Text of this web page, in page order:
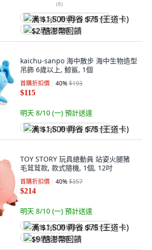
(8)
满 $1,500 再省 $75 (王道卡)
$2 酷澎幣回饋
kaichu-sanpo 海中散步 海中生物造型
吊飾 6歲以上, 鯨鯊, 1個
首購折扣價 40%$193
$115
明天 8/10 (一) 預計送達
满 $1,500 再省 $75 (王道卡)
TOY STORY 玩具總動員 站姿火腿豬
毛茸茸款, 款式隨機, 1個, 12吋
首購折扣價 40%$357
$214
明天 8/10 (一) 預計送達
满 $1,500 再省 $75 (王道卡)
$9 酷澎幣回饋